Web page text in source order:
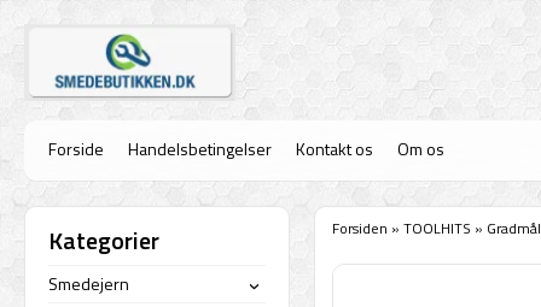
Forside Handelsbetingelser Kontakt os Om os
Forsiden » TOOLHITS »
Kategorier
Smedejern ›